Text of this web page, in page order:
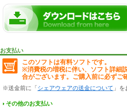
お支払い
このソフトは有料ソフトです。
※消費税の増税に伴い、ソフト詳細
合がございます。ご購入前に必ずご
※送金前に「 シェアウェアの送金について 」を
その他のお支払い